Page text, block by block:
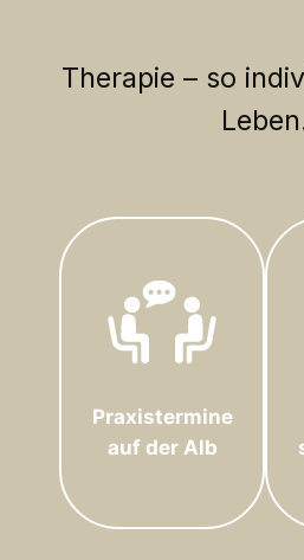
Therapie – so
Praxistermine
auf der Alb